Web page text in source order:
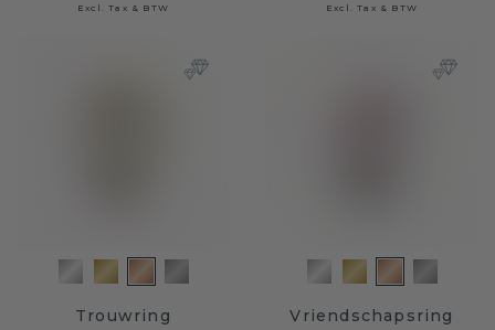
Excl. Tax & BTW Excl. Tax & BTW
Trouwring
Vriendschapsring